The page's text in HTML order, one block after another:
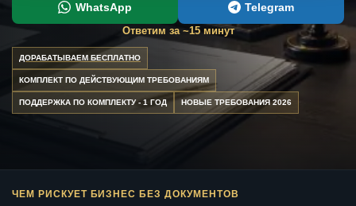
WhatsApp Telegram
Ответим за ~15 минут
ДОРАБАТЫВАЕМ БЕСПЛАТНО
КОМПЛЕКТ ПО ДЕЙСТВУЮЩИМ ТРЕБОВАНИЯМ
ПОДДЕРЖКА ПО КОМПЛЕКТУ - 1 ГОД НОВЫЕ ТРЕБОВАНИЯ 2026
ЧЕМ РИСКУЕТ БИЗНЕС БЕЗ ДОКУМЕНТОВ